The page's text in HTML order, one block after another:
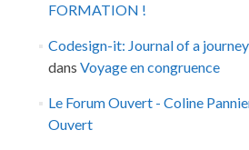
FORMATION !
Codesign-it: Journal of a
dans Voyage en congruence
Le Forum Ouvert - Coline
Ouvert